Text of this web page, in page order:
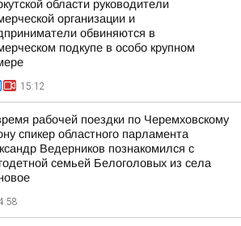
области руководители
организации и
обвиняются в
подкупе в особо крупном
15:12
рабочей поездки по Черемховскому
спикер областного парламента
Ведерников познакомился с
семьей Белоголовых из села